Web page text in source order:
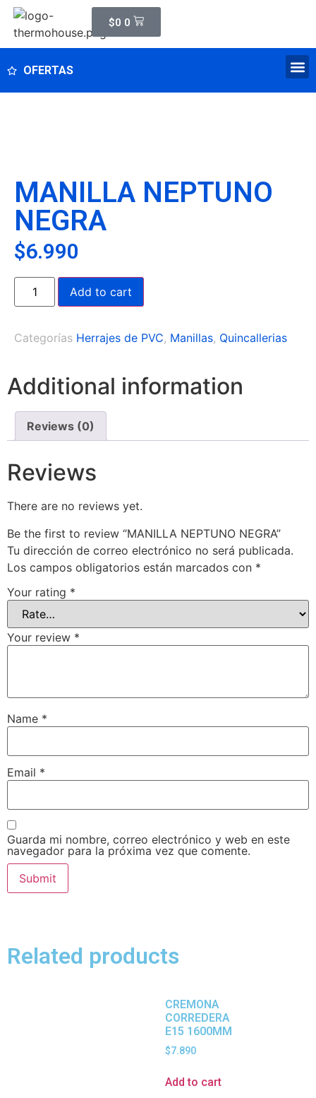
$0 0
OFERTAS
MANILLA NEPTUNO
NEGRA
$6.990
Add to cart
Categorías Herrajes de PVC, Manillas, Quincallerias
Additional information
Reviews (0)
Reviews
There are no reviews yet.
Be the first to review “MANILLA NEPTUNO NEGRA”
Tu dirección de correo electrónico no será publicada.
Los campos obligatorios están marcados con *
Your rating *
Your review *
Name *
Email *
Guarda mi nombre, correo electrónico y web en este
navegador para la próxima vez que comente.
Related products
CREMONA
CORREDERA
E15 1600MM
$7.890
Add to cart